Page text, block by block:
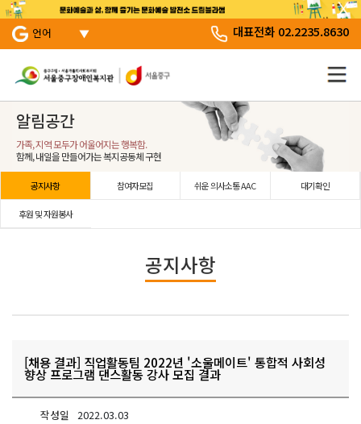
본문 바로 가기
서브 메뉴 바로가기
주 메뉴 바로 가기
언어 대표전화 02.2235.8630
알림공간
가족, 지역 모두가 어울어지는 행복함.
함께, 내일을 만들어가는 복지공동체 구현
공지사항 참여자모집 쉬운 의사소통 AAC 대기확인
후원 및 자원봉사
공지사항
[채용 결과] 직업활동팀 2022년 '소울메이트' 통합적 사회성
향상 프로그램 댄스활동 강사 모집 결과
작성일 2022.03.03